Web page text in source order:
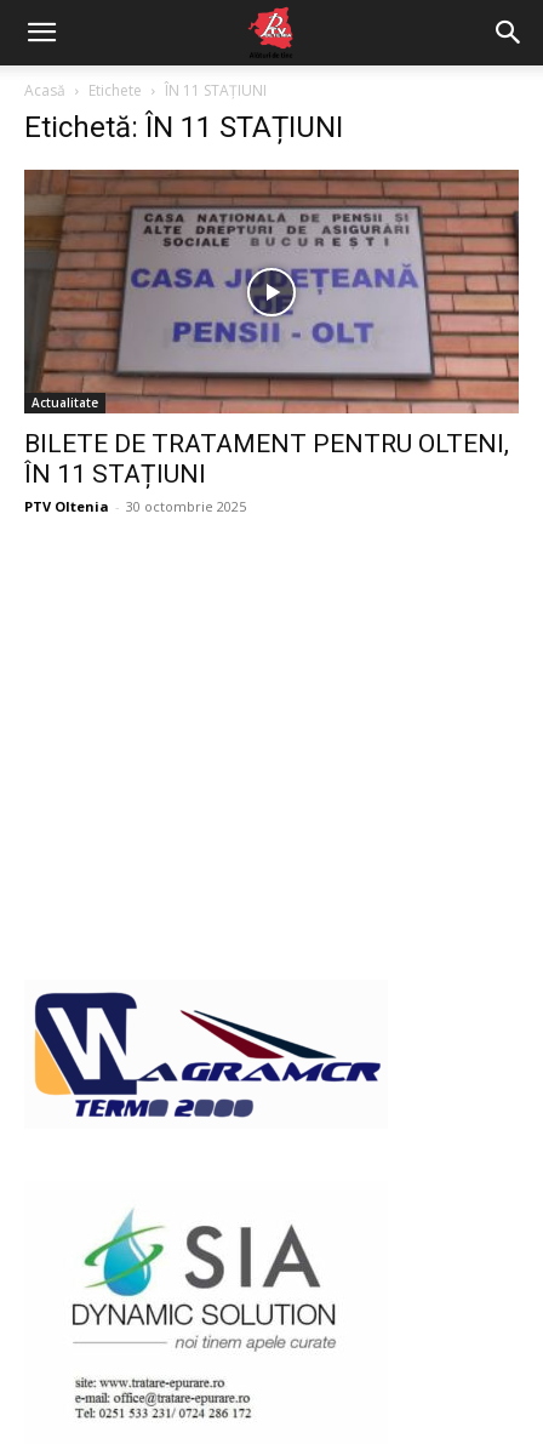
Acasă Etichete ÎN 11 STAȚIUNI
Etichetă: ÎN 11 STAȚIUNI
Actualitate
BILETE DE TRATAMENT PENTRU OLTENI,
ÎN 11 STAȚIUNI
PTV Oltenia - 30 octombrie 2025